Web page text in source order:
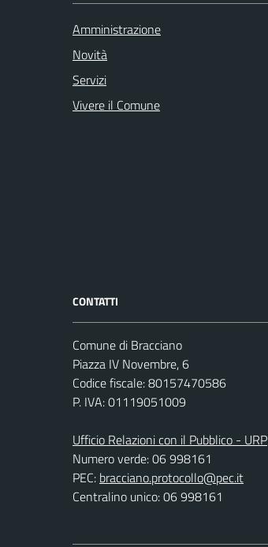
Amministrazione
Novità
Servizi
Vivere il Comune
CONTATTI
Comune di Bracciano
Piazza IV Novembre, 6
Codice fiscale: 80157470586
P. IVA: 01119051009
Ufficio Relazioni con il Pubblico - URP
Numero verde: 06 998161
PEC: bracciano.protocollo@pec.it
Centralino unico: 06 998161